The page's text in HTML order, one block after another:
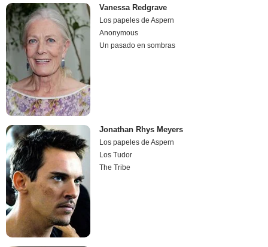
Vanessa Redgrave
Los papeles de Aspern
Anonymous
Un pasado en sombras
Jonathan Rhys Meyers
Los papeles de Aspern
Los Tudor
The Tribe